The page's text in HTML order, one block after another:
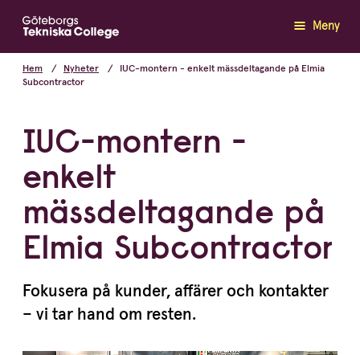
Meny
Hem Nyheter
IUC-montern - enkelt mässdeltagande på Elmia
Subcontractor
IUC-montern -
enkelt
mässdeltagande på
Elmia Subcontractor
Fokusera på kunder, affärer och kontakter
– vi tar hand om resten.